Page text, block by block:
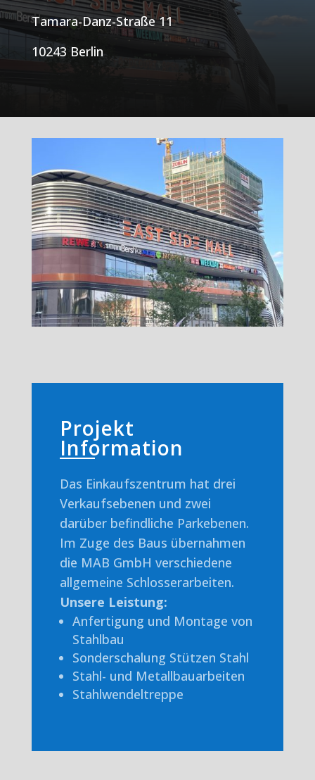
Tamara-Danz-Straße 11
10243 Berlin
Projekt
Information
Das Einkaufszentrum hat drei
Verkaufsebenen und zwei
darüber befindliche Parkebenen.
Im Zuge des Baus übernahmen
die MAB GmbH verschiedene
allgemeine Schlosserarbeiten.
Unsere Leistung:
Anfertigung und Montage von
Stahlbau
Sonderschalung Stützen Stahl
Stahl- und Metallbauarbeiten
Stahlwendeltreppe